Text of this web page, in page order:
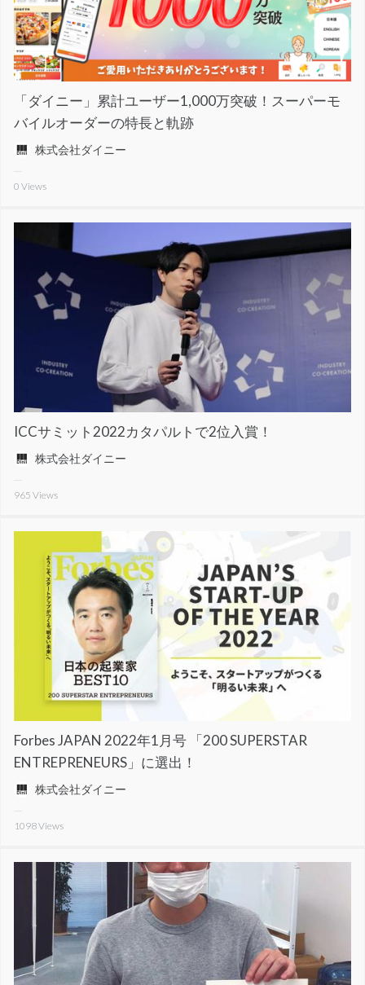
「ダイニー」累計ユーザー1,000万突破！スーパーモ
バイルオーダーの特長と軌跡
株式会社ダイニー
0 Views
ICCサミット2022カタパルトで2位入賞！
株式会社ダイニー
965 Views
Forbes JAPAN 2022年1月号 「200 SUPERSTAR
ENTREPRENEURS」に選出！
株式会社ダイニー
1098Views